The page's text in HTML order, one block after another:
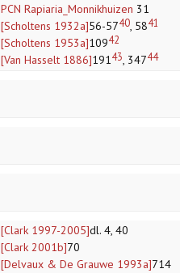
PCN Rapiaria_Monnikhuizen 31
[Scholtens 1932a]56-5740, 5841
[Scholtens 1953a]10942
[Van Hasselt 1886]19143, 34744
[Clark 1997-2005]dl. 4, 40
[Clark 2001b]70
[Delvaux & De Grauwe 1993a]714